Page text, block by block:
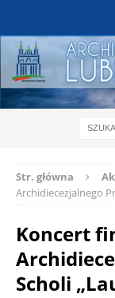
Str. główna
Archidiecezjalnego
Koncert
Scholi